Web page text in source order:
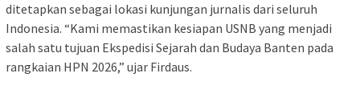
ditetapkan sebagai lokasi kunjungan jurnalis dari seluruh
Indonesia. “Kami memastikan kesiapan USNB yang menjadi
salah satu tujuan Ekspedisi Sejarah dan Budaya Banten pada
rangkaian HPN 2026,” ujar Firdaus.